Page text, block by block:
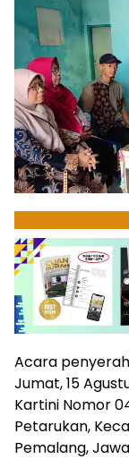
Acara
Jumat, 15
Kartini Nomor
Petarukan,
Pemalang,